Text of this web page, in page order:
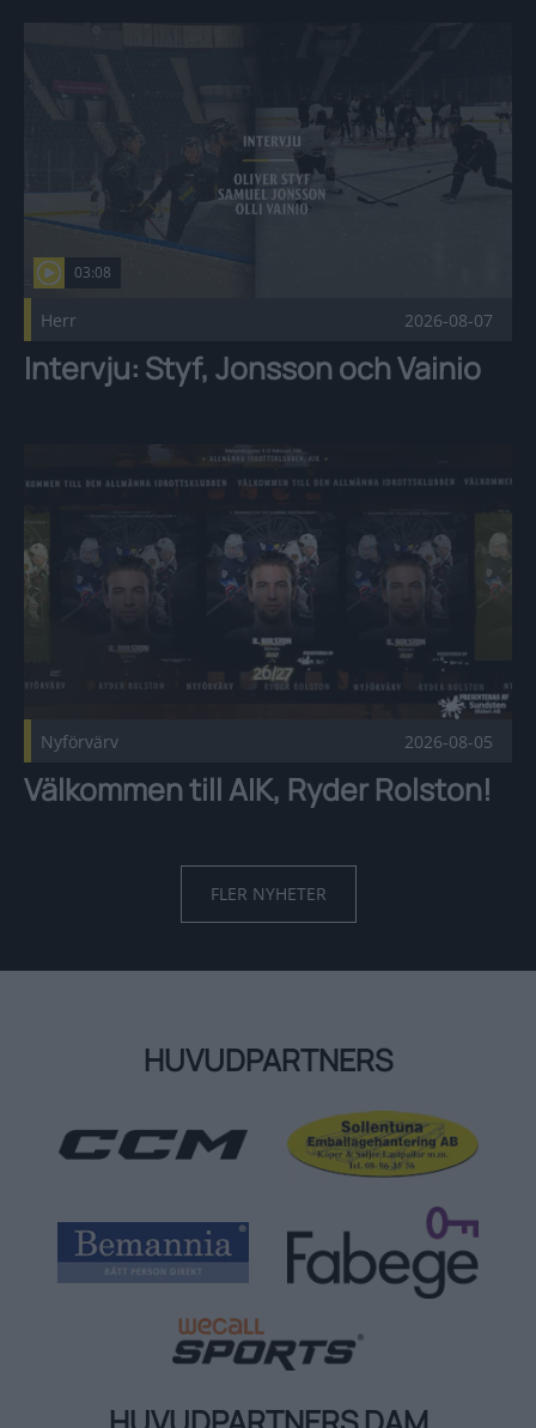
03:08
Herr 2026-08-07
Intervju: Styf, Jonsson och Vainio
Välkommen till AIK, Ryder Rolston! Publicerad 2026-08-05
Nyförvärv 2026-08-05
Välkommen till AIK, Ryder Rolston!
FLER NYHETER
HUVUDPARTNERS